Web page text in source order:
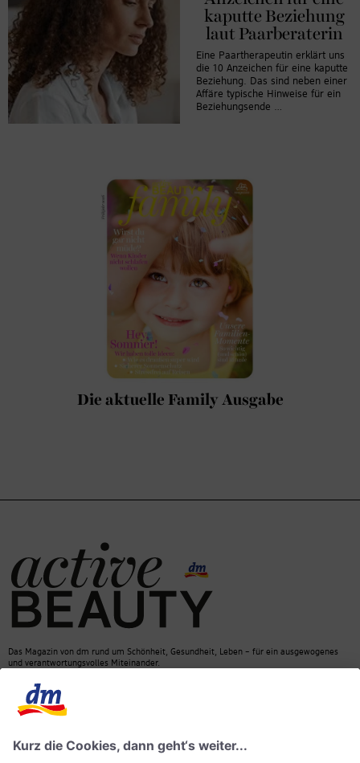
kaputte Beziehung
laut Paarberaterin
Eine Paartherapeutin erklärt uns
die 10 Anzeichen für eine kaputte
Beziehung. Das sind neben einer
Affäre typische Hinweise für ein
Beziehungsende …
Die aktuelle Family Ausgabe
Das Magazin von dm rund um Schönheit, Gesundheit, Leben – für ein ausgewogenes
und verantwortungsvolles Miteinander.